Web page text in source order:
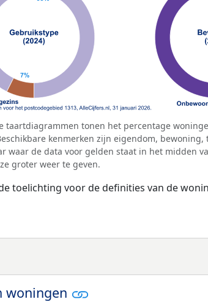
taartdiagrammen tonen het percentage
kenmerken zijn eigendom, bewoning,
waar de data voor gelden staat in het midden
groter weer te geven.
toelichting voor de definities van de
woningen